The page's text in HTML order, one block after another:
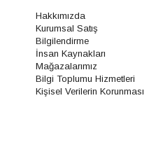
Hakkımızda
Kurumsal Satış
Bilgilendirme
İnsan Kaynakları
Mağazalarımız
Bilgi Toplumu Hizmetleri
Kişisel Verilerin Korunması